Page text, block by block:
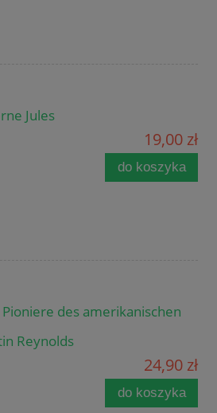
Jules
19,00 zł
do koszyka
des amerikanischen
Reynolds
24,90 zł
do koszyka